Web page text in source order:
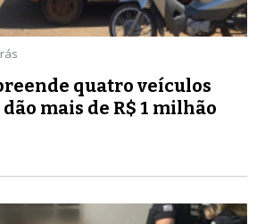
quatro veículos
mais de R$ 1 milhão